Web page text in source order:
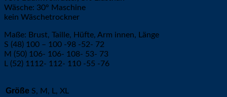
Wäsche: 30° Maschine
kein Wäschetrockner
Maße: Brust, Taille, Hüfte, Arm innen, Länge
S (48) 100 – 100 -98 -52- 72
M (50) 106- 106- 108- 53- 73
L (52) 1112- 112- 110 -55 -76
Größe S, M, L, XL